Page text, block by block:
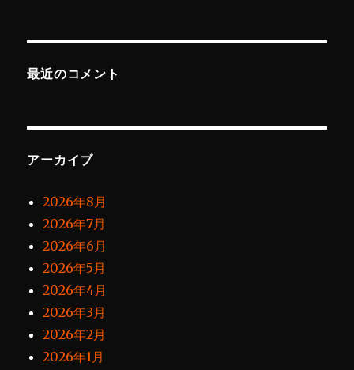
最近のコメント
アーカイブ
2026年8月
2026年7月
2026年6月
2026年5月
2026年4月
2026年3月
2026年2月
2026年1月